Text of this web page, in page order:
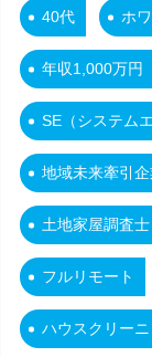
40代 ホ
年収1,000万円
SE（システム
地域未来牽引
土地家屋調査士
フルリモート
ハウスクリー